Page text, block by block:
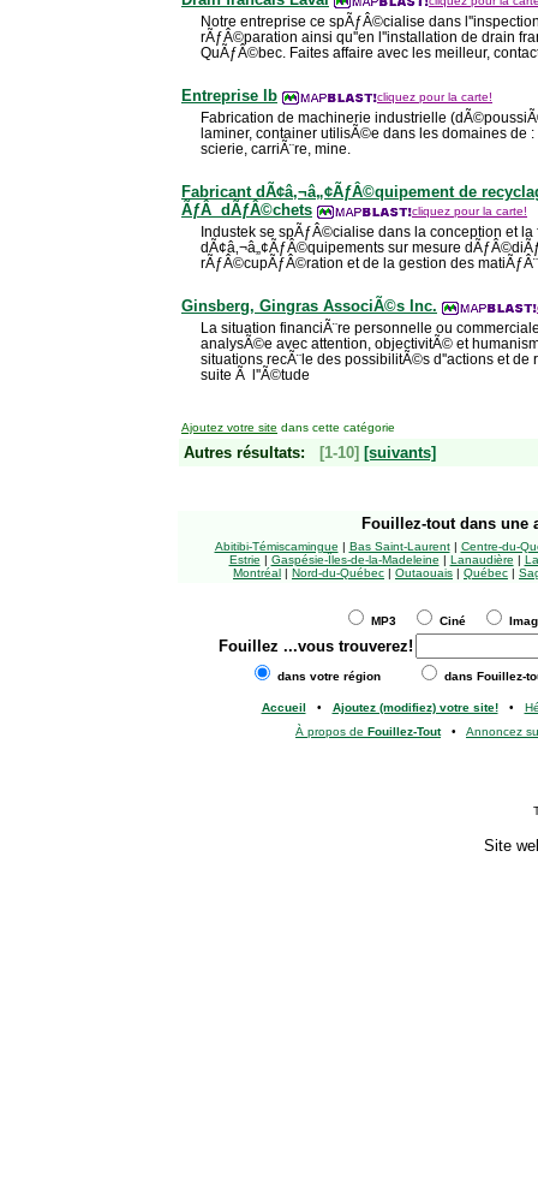
Notre entreprise ce spÃƒÂ©cialise dans
rÃƒÂ©paration ainsi qu''en l''installation de drain
QuÃƒÂ©bec. Faites affaire avec les meilleur,
Entreprise lb cliquez pour la carte!
Fabrication de machinerie industrielle
laminer, container utilisÃ©e dans les domaines de
scierie, carriÃ¨re, mine.
Fabricant dÃ¢â‚¬â„¢ÃƒÂ©quipement de
ÃƒÂ dÃƒÂ©chets
cliquez pour la carte!
Industek se spÃƒÂ©cialise dans la conception et la
dÃ¢â‚¬â„¢ÃƒÂ©quipements sur mesure
rÃƒÂ©cupÃƒÂ©ration et de la gestion des
Ginsberg, Gingras AssociÃ©s Inc.
La situation financiÃ¨re personnelle ou
analysÃ©e avec attention, objectivitÃ© et
situations recÃ¨le des possibilitÃ©s d''actions et de
suite Ã l''Ã©tude
Ajoutez votre site dans cette catégorie
Autres résultats: [1-10] [suivants]
Fouillez-tout dans une
Abitibi-Témiscamingue | Bas Saint-Laurent| Centre-du-
Estrie | Gaspésie-Îles-de-la-Madeleine | Lanaudière |
Montréal | Nord-du-Québec | Outaouais | Québec |
MP3 Ciné
Fouillez ...vous trouverez!
dans votre région dans Fouillez-
Accueil • Ajoutez (modifiez) votre site!•
À propos de Fouillez-Tout• Annoncez
Site